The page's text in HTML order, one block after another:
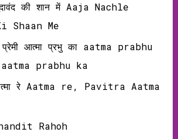
की शान में Aaja Nachle
Shaan Me
आत्मा प्रभु का aatma prabhu
prabhu ka
रे Aatma re, Pavitra Aatma
Rahoh